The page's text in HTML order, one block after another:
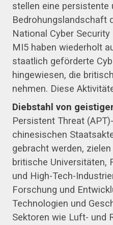
stellen eine persistente
Bedrohungslandschaft
National Cyber
MI5 haben wiederholt
staatlich geförderte
hingewiesen, die
nehmen. Diese
Diebstahl von
Persistent Threat
chinesischen
gebracht werden,
britische Universitäten,
und High-Tech-
Forschung und
Technologien und
Sektoren wie Luft- und